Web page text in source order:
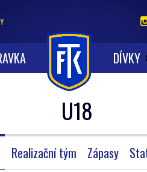
DÍVKY
U18
Realizační tým Zápasy